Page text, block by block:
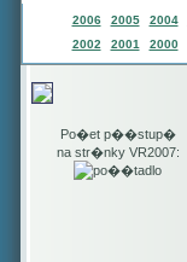
2006 2005 2004
2002
2001 2000
Po�et p��stup�
na str�nky VR2007: